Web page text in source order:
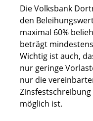
Die Volksbank
den
maximal 60%
beträgt
Wichtig ist auch,
nur geringe
nur die
möglich ist.